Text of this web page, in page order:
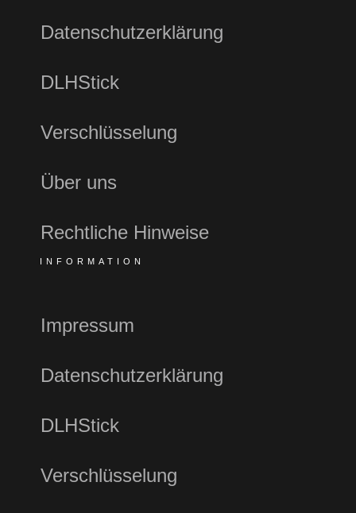
Datenschutzerklärung
DLHStick
Verschlüsselung
Über uns
Rechtliche Hinweise
INFORMATION
Impressum
Datenschutzerklärung
DLHStick
Verschlüsselung